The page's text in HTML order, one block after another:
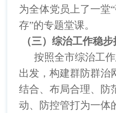
为全体党员上了一堂
存”的专题堂课。
（三）综治工作稳
按照全市综治工
出发，构建群防群治
结合、布局合理、防
动、防控管打为一体